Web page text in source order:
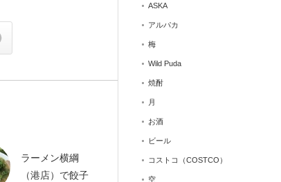
ラーメン横綱
（港店）で餃子
ASKA
アルパカ
梅
Wild Puda
焼酎
月
お酒
ビール
コストコ（COSTCO）
空